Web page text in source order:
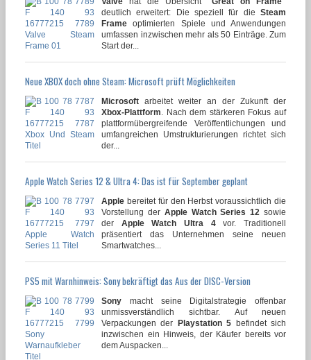
deutlich erweitert: Die speziell für die Steam
Frame optimierten Spiele und Anwendungen
umfassen inzwischen mehr als 50 Einträge. Zum
Start der...
Neue XBOX doch ohne Steam: Microsoft prüft Möglichkeiten
Microsoft arbeitet weiter an der Zukunft der
Xbox-Plattform . Nach dem stärkeren Fokus auf
plattformübergreifende Veröffentlichungen und
umfangreichen Umstrukturierungen richtet sich
der...
Apple Watch Series 12 & Ultra 4: Das ist für September geplant
Apple bereitet für den Herbst voraussichtlich die
Vorstellung der Apple Watch Series 12 sowie
der Apple Watch Ultra 4vor. Traditionell
präsentiert das Unternehmen seine neuen
Smartwatches...
PS5 mit Warnhinweis: Sony bekräftigt das Aus der DISC-Version
Sony macht seine Digitalstrategie offenbar
unmissverständlich sichtbar. Auf neuen
Verpackungen der Playstation 5 befindet sich
inzwischen ein Hinweis, der Käufer bereits vor
dem Auspacken...